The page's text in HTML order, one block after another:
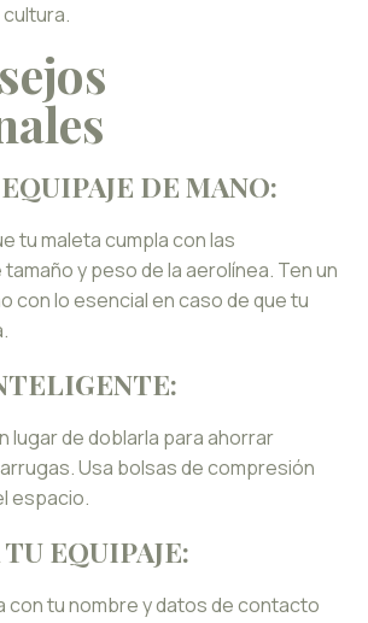
DE MANO:
tu maleta cumpla con las
y peso de la aerolínea. Ten un
con lo esencial en caso de que tu
lugar de doblarla para ahorrar
Usa bolsas de compresión
espacio.
EQUIPAJE:
con tu nombre y datos de contacto